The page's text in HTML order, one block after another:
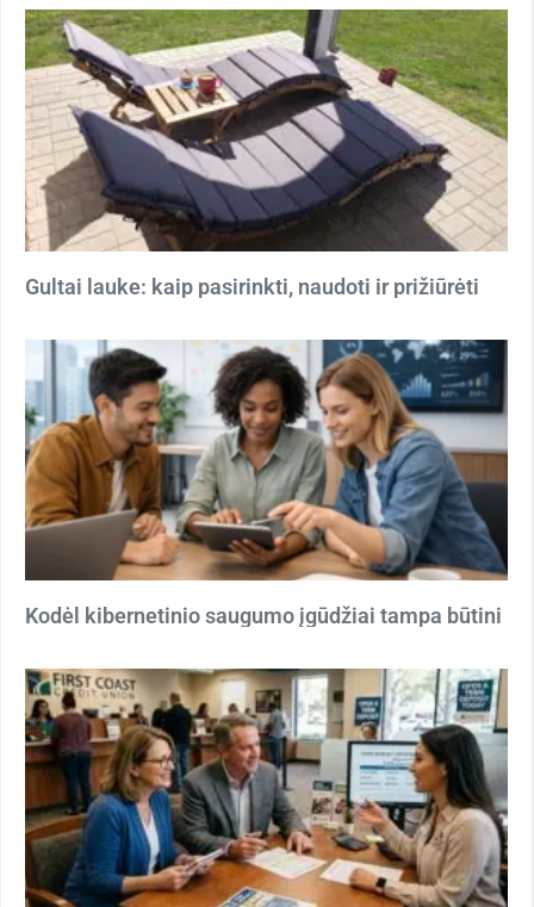
Gultai lauke: kaip pasirinkti, naudoti ir prižiūrėti
Kodėl kibernetinio saugumo įgūdžiai tampa būtini